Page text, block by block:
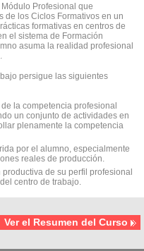
Profesional que
de los Ciclos Formativos en un
formativas en centros de
el sistema de Formación
asuma la realidad profesional
persigue las siguientes
la competencia profesional
un conjunto de actividades en
plenamente la competencia
por el alumno, especialmente
reales de producción.
de su perfil profesional
centro de trabajo.
Ver el Resumen del Curso